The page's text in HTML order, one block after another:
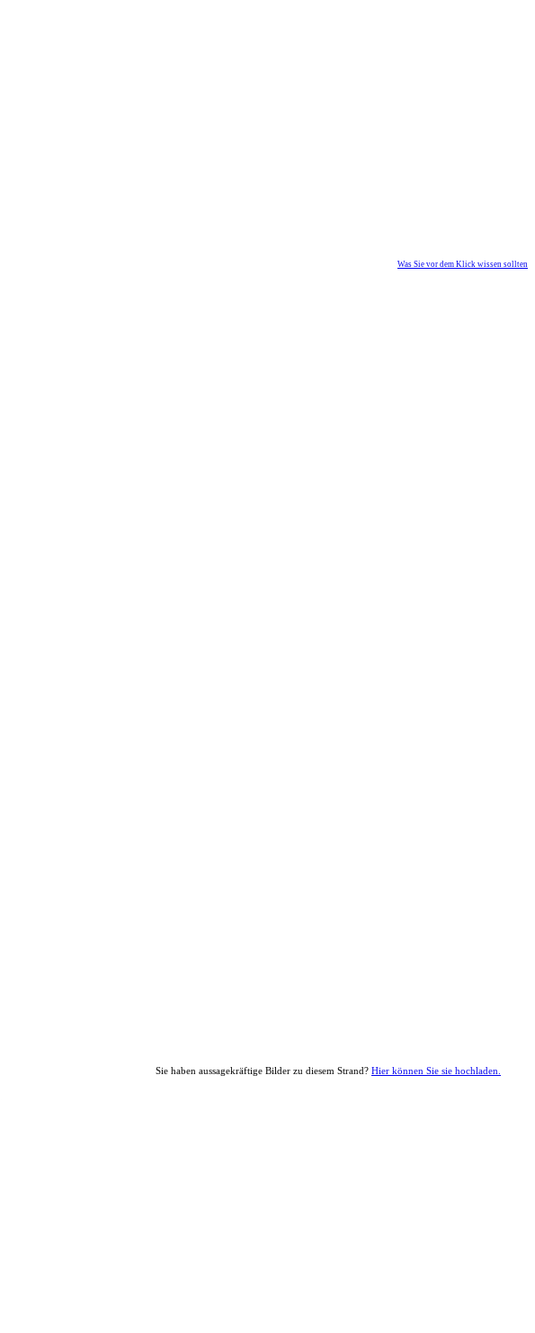
Was Sie vor dem Klick wissen sollten
Sie haben aussagekräftige Bilder zu diesem Strand? Hier können Sie sie hochladen.